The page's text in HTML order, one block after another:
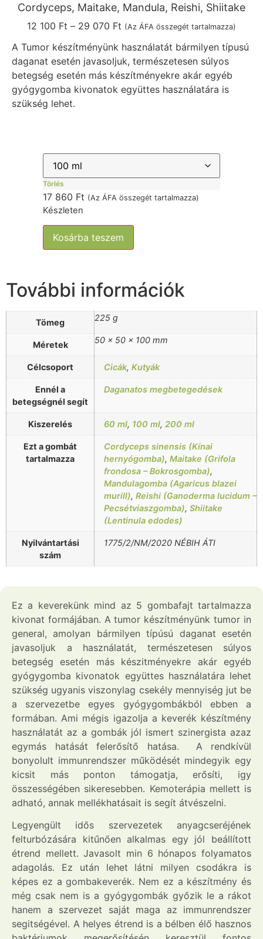
Cordyceps, Maitake, Mandula, Reishi, Shiitake
12 100 Ft – 29 070 Ft (Az ÁFA összegét tartalmazza)
A Tumor készítményünk használatát bármilyen típusú
daganat esetén javasoljuk, természetesen súlyos
betegség esetén más készítményekre akár egyéb
gyógygomba kivonatok együttes használatára is
szükség lehet.
Törlés
17 860 Ft (Az ÁFA összegét tartalmazza)
Készleten
Kosárba teszem
További információk
Tömeg 225 g
Méretek 50 × 50 × 100 mm
Célcsoport Cicák, Kutyák
Ennél a
betegségnél segít
Daganatos megbetegedések
Kiszerelés 60 ml, 100 ml, 200 ml
Ezt a gombát
tartalmazza
Cordyceps sinensis (Kínai
hernyógomba), Maitake (Grifola
frondosa – Bokrosgomba),
Mandulagomba (Agaricus blazei
murill), Reishi (Ganoderma lucidum –
Pecsétviaszgomba), Shiitake
(Lentinula edodes)
Nyilvántartási
szám
1775/2/NM/2020 NÉBIH ÁTI
Ez a keverekünk mind az 5 gombafajt tartalmazza
kivonat formájában. A tumor készítményünk tumor in
general, amolyan bármilyen típúsú daganat esetén
javasoljuk a használatát, természetesen súlyos
betegség esetén más készitményekre akár egyéb
gyógygomba kivonatok együttes használatára lehet
szükség ugyanis viszonylag csekély mennyiség jut be
a szervezetbe egyes gyógygombákból ebben a
formában. Ami mégis igazolja a keverék készítmény
használatát az a gombák jól ismert szinergista azaz
egymás hatását felerősítő hatása. A rendkívül
bonyolult immunrendszer működését mindegyik egy
kicsit más ponton támogatja, erősíti, igy
összességében sikeresebben. Kemoterápia mellett is
adható, annak mellékhatásait is segít átvészelni.
Legyengült idős szervezetek anyagcseréjének
felturbózására kitűnően alkalmas egy jól beállított
étrend mellett. Javasolt min 6 hónapos folyamatos
adagolás. Ez után lehet látni milyen csodákra is
képes ez a gombakeverék. Nem ez a készítmény és
még csak nem is a gyógygombák győzik le a rákot
hanem a szervezet saját maga az immunrendszer
segitségével. A helyes étrend is a bélben élő hasznos